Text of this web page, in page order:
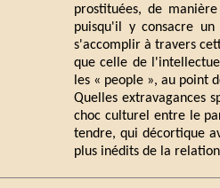
prostituées, de
puisqu'il y consacre
s'accomplir à travers
que celle de
les « people », au point
Quelles extravagances
choc culturel entre le
tendre, qui décortique
plus inédits de la